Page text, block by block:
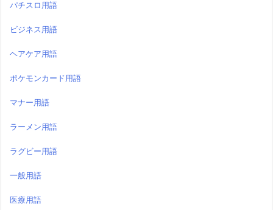
パチスロ用語
ビジネス用語
ヘアケア用語
ポケモンカード用語
マナー用語
ラーメン用語
ラグビー用語
一般用語
医療用語